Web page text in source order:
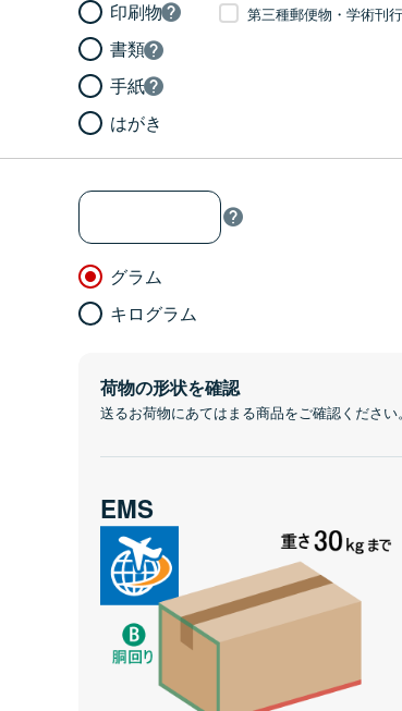
印刷物
第三種郵便物・学術刊
書類
手紙
はがき
グラム
キログラム
荷物の形状を確認
送るお荷物にあてはまる商品をご確認ください。
EMS